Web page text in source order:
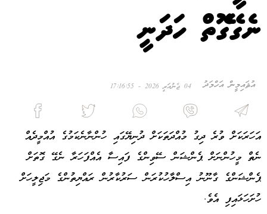
ނެގޭގޮތް ހަދަނީ
އުޘައިމީން އަހްމަދު 04 ޖެނުއަރީ 2026 - 17:16:55
އަހަރަކަށް ވުރެ ދިގު މުއްދަތަކަށް ދުނިޔޭގައި ހުންނާނެކަމުގެ އުއްމީދެއް
ނެތް މީހުންނަށް ޕެންޝަން ސޭވިންގެ ފައިސާ އެއްފަހަރާ ނެގޭ ގޮތަށް
ޕެންޝަންގެ ގާނޫނު އިސްލާހުކުރަން ސަރުކާރުން ރައްޔިތުންގެ މަޖިލީހަށް
ހުށަހަޅައިފި އެވެ.